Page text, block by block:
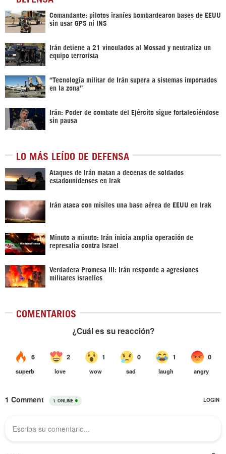
Comandante: pilotos iraníes bombardearon bases de EEUU
sin usar GPS ni INS
Irán detiene a 21 vinculados al Mossad y neutraliza un
equipo terrorista
“Tecnología militar de Irán supera a sistemas importados
en la zona”
Irán: Poder de combate del Ejército sigue fortaleciéndose
sin pausa
LO MÁS LEÍDO DE DEFENSA
Ataques de Irán matan a decenas de soldados
estadounidenses en Irak
Irán ataca con misiles una base aérea de EEUU en Irak
Minuto a minuto: Irán inicia amplia operación de
represalia contra Israel
Verdadera Promesa III: Irán responde a agresiones
militares israelíes
COMENTARIOS